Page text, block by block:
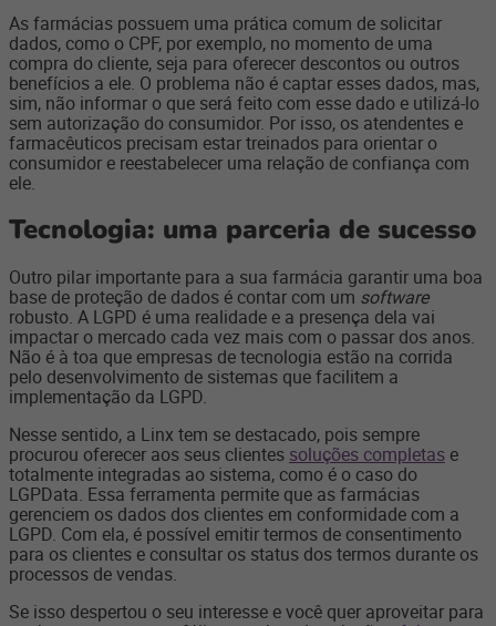
As farmácias possuem uma prática comum de solicitar
dados, como o CPF, por exemplo, no momento de uma
compra do cliente, seja para oferecer descontos ou outros
benefícios a ele. O problema não é captar esses dados, mas,
sim, não informar o que será feito com esse dado e utilizá-lo
sem autorização do consumidor. Por isso, os atendentes e
farmacêuticos precisam estar treinados para orientar o
consumidor e reestabelecer uma relação de confiança com
ele.
Tecnologia: uma parceria de sucesso
Outro pilar importante para a sua farmácia garantir uma boa
base de proteção de dados é contar com um software
robusto. A LGPD é uma realidade e a presença dela vai
impactar o mercado cada vez mais com o passar dos anos.
Não é à toa que empresas de tecnologia estão na corrida
pelo desenvolvimento de sistemas que facilitem a
implementação da LGPD.
Nesse sentido, a Linx tem se destacado, pois sempre
procurou oferecer aos seus clientes soluções completas e
totalmente integradas ao sistema, como é o caso do
LGPData. Essa ferramenta permite que as farmácias
gerenciem os dados dos clientes em conformidade com a
LGPD. Com ela, é possível emitir termos de consentimento
para os clientes e consultar os status dos termos durante os
processos de vendas.
Se isso despertou o seu interesse e você quer aproveitar para